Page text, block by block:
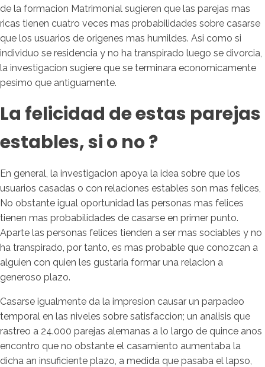
de la formacion Matrimonial sugieren que las parejas mas
ricas tienen cuatro veces mas probabilidades sobre casarse
que los usuarios de origenes mas humildes. Asi como si
individuo se residencia y no ha transpirado luego se divorcia,
la investigacion sugiere que se terminara economicamente
pesimo que antiguamente.
La felicidad de estas parejas
estables, si o no ?
En general, la investigacion apoya la idea sobre que los
usuarios casadas o con relaciones estables son mas felices,
No obstante igual oportunidad las personas mas felices
tienen mas probabilidades de casarse en primer punto.
Aparte las personas felices tienden a ser mas sociables y no
ha transpirado, por tanto, es mas probable que conozcan a
alguien con quien les gustaria formar una relacion a
generoso plazo.
Casarse igualmente da la impresion causar un parpadeo
temporal en las niveles sobre satisfaccion; un analisis que
rastreo a 24.000 parejas alemanas a lo largo de quince anos
encontro que no obstante el casamiento aumentaba la
dicha an insuficiente plazo, a medida que pasaba el lapso,